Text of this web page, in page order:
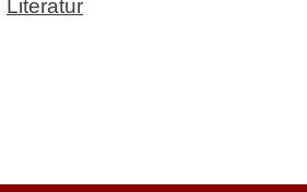
Literatur